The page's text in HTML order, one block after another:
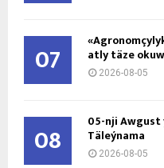
07 atly täze
2026-08-05
08 05-nji Awgust
Täleýnama
2026-08-05